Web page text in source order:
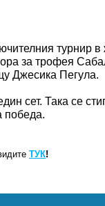
турнир в
за трофея
Джесика Пегула.
сет. Така се
победа.
ТУК!